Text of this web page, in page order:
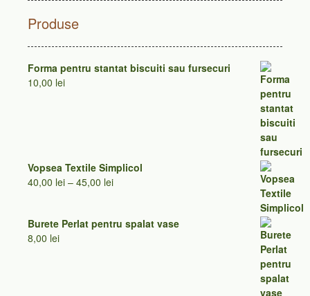
Produse
Forma pentru stantat biscuiti sau fursecuri
10,00 lei
Vopsea Textile Simplicol
40,00 lei – 45,00 leiInterval
40,00 lei
Burete Perlat pentru spalat vase
8,00 lei